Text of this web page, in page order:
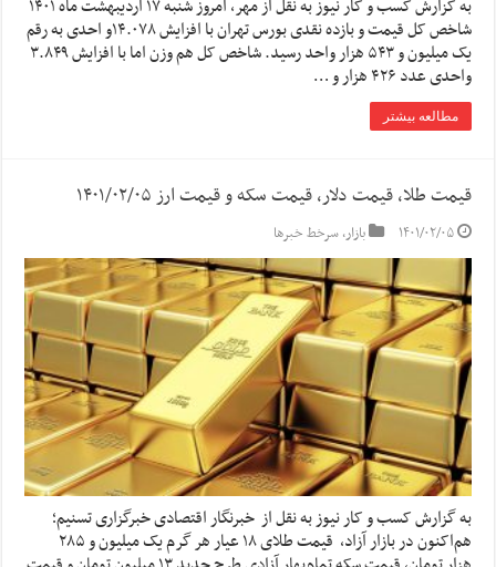
به گزارش کسب و کار نیوز به نقل از مهر، امروز شنبه ۱۷ اردیبهشت ماه ۱۴۰۱
شاخص کل قیمت و بازده نقدی بورس تهران با افزایش ۱۴.۰۷۸و احدی به رقم
یک میلیون و ۵۴۳ هزار واحد رسید. شاخص کل هم وزن اما با افزایش ۳.۸۴۹
واحدی عدد ۴۲۶ هزار و …
مطالعه بیشتر
قیمت طلا، قیمت دلار، قیمت سکه و قیمت ارز ۱۴۰۱/۰۲/۰۵
۱۴۰۱/۰۲/۰۵ بازار,سرخط خبرها
به گزارش کسب و کار نیوز به نقل از خبرنگار اقتصادی خبرگزاری تسنیم؛
هم‌اکنون در بازار آزاد، قیمت طلای ۱۸ عیار هر گرم یک‌ میلیون و ۲۸۵